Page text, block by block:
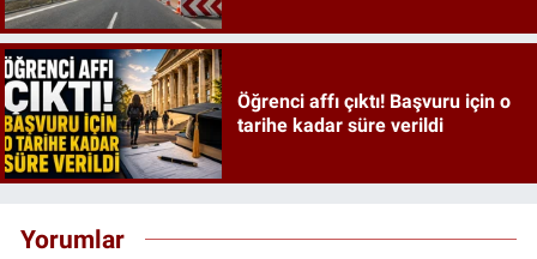
Öğrenci affı çıktı! Başvuru için o
tarihe kadar süre verildi
Yorumlar